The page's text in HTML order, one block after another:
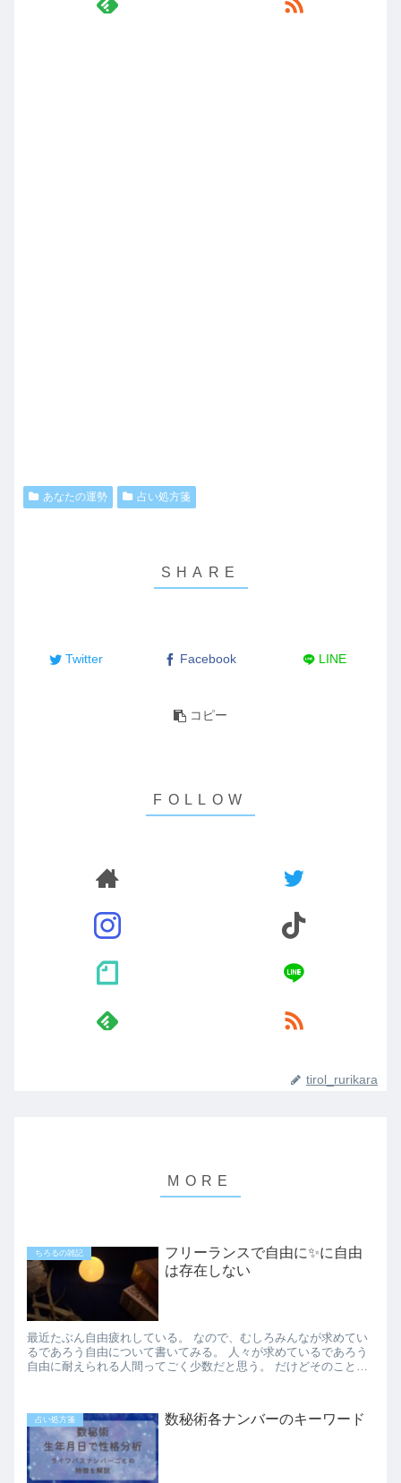
あなたの運勢 占い処方箋
Twitter Facebook LINE
コピー
tirol_rurikara
ちろるの雑記
フリーランスで自由に✨に自由
は存在しない
最近たぶん自由疲れしている。 なので、むしろみんなが求めてい
るであろう自由について書いてみる。 人々が求めているであろう
自由に耐えられる人間ってごく少数だと思う。 だけどそのことっ
占い処方箋 数秘術各ナンバーのキーワード